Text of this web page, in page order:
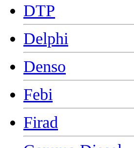
DTP
Delphi
Denso
Febi
Firad